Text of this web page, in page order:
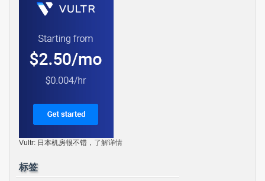
Vultr: 日本机房很不错， 了解详情
标签